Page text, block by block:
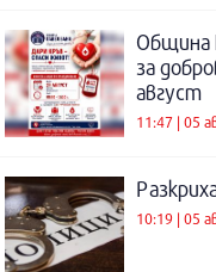
Община
за
август
11:47 | 05
10:19 | 05